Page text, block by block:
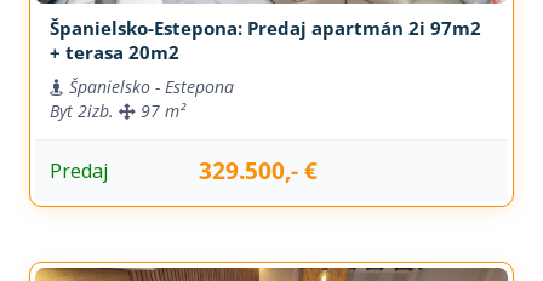
Španielsko-Estepona: Predaj apartmán 2i 97m2
+ terasa 20m2
Španielsko - Estepona
Byt 2izb. 97 m²
Predaj 329.500,- €